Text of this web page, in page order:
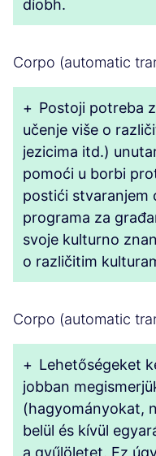
díobh.
Corpo (automatic
+ Postoji potreba
učenje više o
jezicima itd.)
pomoći u borbi
postići stvaranjem
programa za
svoje kulturno
o različitim
Corpo (automatic
+ Lehetőségeket
jobban
(hagyományokat,
belül és kívül
a gyűlöletet. Ez